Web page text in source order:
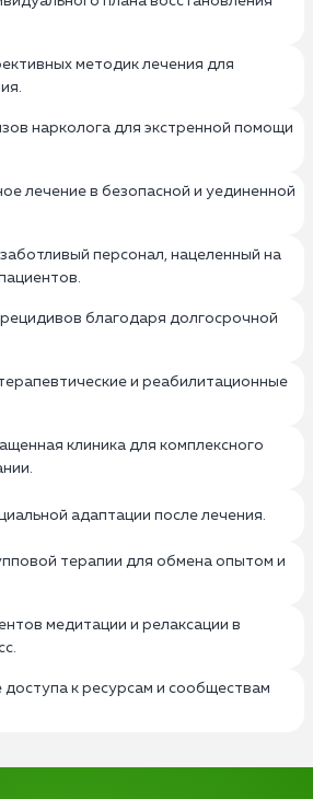
методик лечения для
нарколога для экстренной помощи
лечение в безопасной и уединенной
персонал, нацеленный на
благодаря долгосрочной
и реабилитационные
клиника для комплексного
адаптации после лечения.
терапии для обмена опытом и
медитации и релаксации в
доступа к ресурсам и сообществам